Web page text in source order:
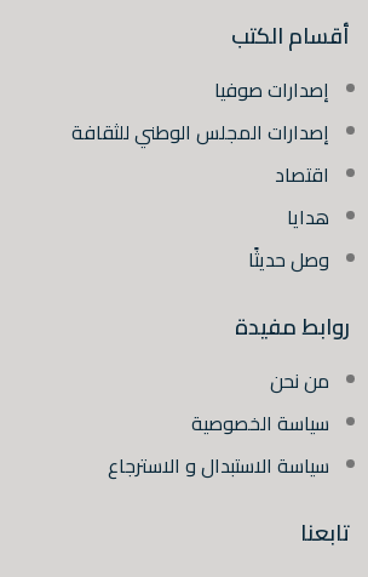
أقسام الكتب
إصدارات صوفيا
إصدارات المجلس الوطني للثقافة
اقتصاد
هدايا
وصل حديثًا
روابط مفيدة
من نحن
سياسة الخصوصية
سياسة الاستبدال و الاسترجاع
تابعنا